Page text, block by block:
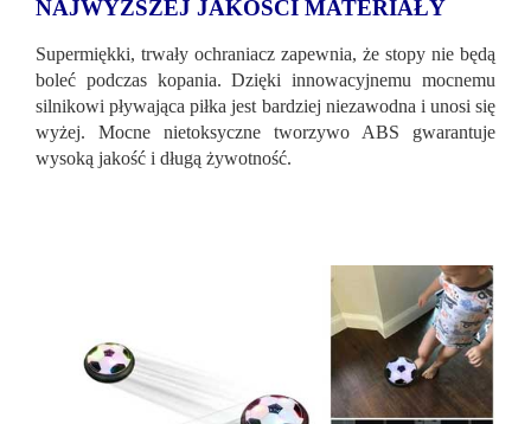
NAJWYŻSZEJ JAKOŚCI MATERIAŁY
Supermiękki, trwały ochraniacz zapewnia, że ​​stopy nie będą
boleć podczas kopania. Dzięki innowacyjnemu mocnemu
silnikowi pływająca piłka jest bardziej niezawodna i unosi się
wyżej. Mocne nietoksyczne tworzywo ABS gwarantuje
wysoką jakość i długą żywotność.